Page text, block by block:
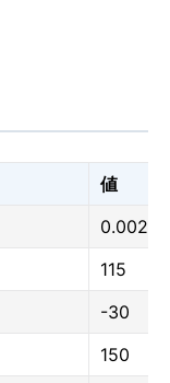
値
0.002
115
-30
150